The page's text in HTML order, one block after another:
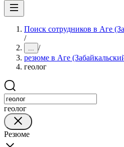
Поиск сотрудников в Аге
/
... /
резюме в Аге
геолог
геолог
Резюме